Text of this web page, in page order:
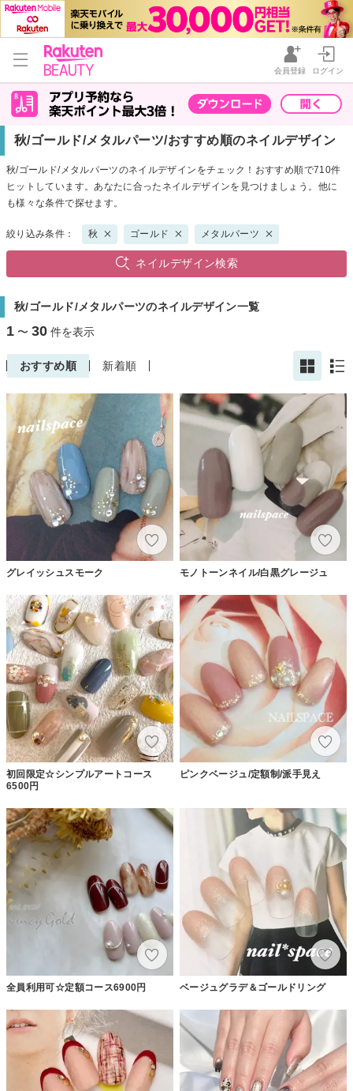
会員登録 ログイン
秋/ゴールド/メタルパーツ/おすすめ順のネイルデザイン
秋/ゴールド/メタルパーツのネイルデザインをチェック！おすすめ順で710件
ヒットしています。あなたに合ったネイルデザインを見つけましょう。他に
も様々な条件で探せます。
絞り込み条件： 秋 ゴールド メタルパーツ
ネイルデザイン検索
秋/ゴールド/メタルパーツのネイルデザイン一覧
1 〜 30 件を表示
おすすめ順 新着順
グレイッシュスモーク モノトーンネイル/白黒グレージュ
初回限定☆シンプルアートコース
6500円
ピンクベージュ/定額制/派手見え
全員利用可☆定額コース6900円 ベージュグラデ＆ゴールドリング